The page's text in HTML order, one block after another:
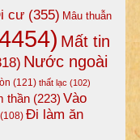
cư(355) Mâu thuẫn
Mất tin
Nước ngoài
(121) thất lạc (102)
thần(223) Vào
(108) Đi làm ăn